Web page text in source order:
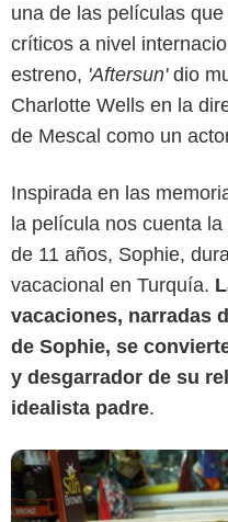
una de las películas
críticos a nivel
estreno, 'Aftersun'dio
Charlotte Wells en la
de Mescal como un
Inspirada en las
la película nos cuenta
de 11 años, Sophie,
vacacional en Turquía.
vacaciones, narradas
de Sophie, se
y desgarrador de su
idealista padre.